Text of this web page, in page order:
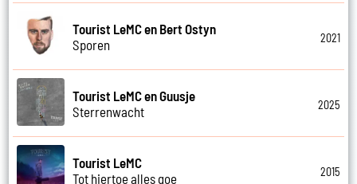
Tourist LeMC en Bert Ostyn
Sporen
2021
Tourist LeMC en Guusje
Sterrenwacht
2025
Tourist LeMC
Tot hiertoe alles goe
2015